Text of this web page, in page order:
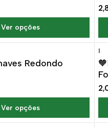
Ver opções
Redondo
Ver opções
|